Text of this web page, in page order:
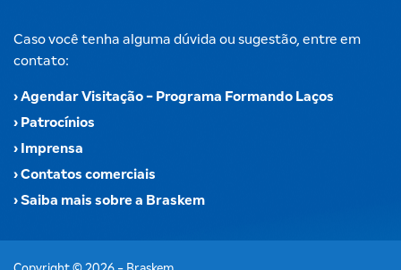
Caso você tenha alguma dúvida ou sugestão, entre em
contato:
› Agendar Visitação - Programa Formando Laços
› Patrocínios
› Imprensa
› Contatos comerciais
› Saiba mais sobre a Braskem